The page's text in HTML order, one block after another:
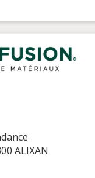
ALIXAN